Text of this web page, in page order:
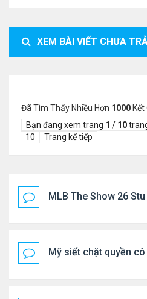
XEM BÀI VIẾT CHƯA
Đã Tìm Thấy Nhiều Hơn 1000 Kết
Bạn đang xem trang 1 / 10
10
Trang kế tiếp
MLB The Show 26
Mỹ siết chặt quyền